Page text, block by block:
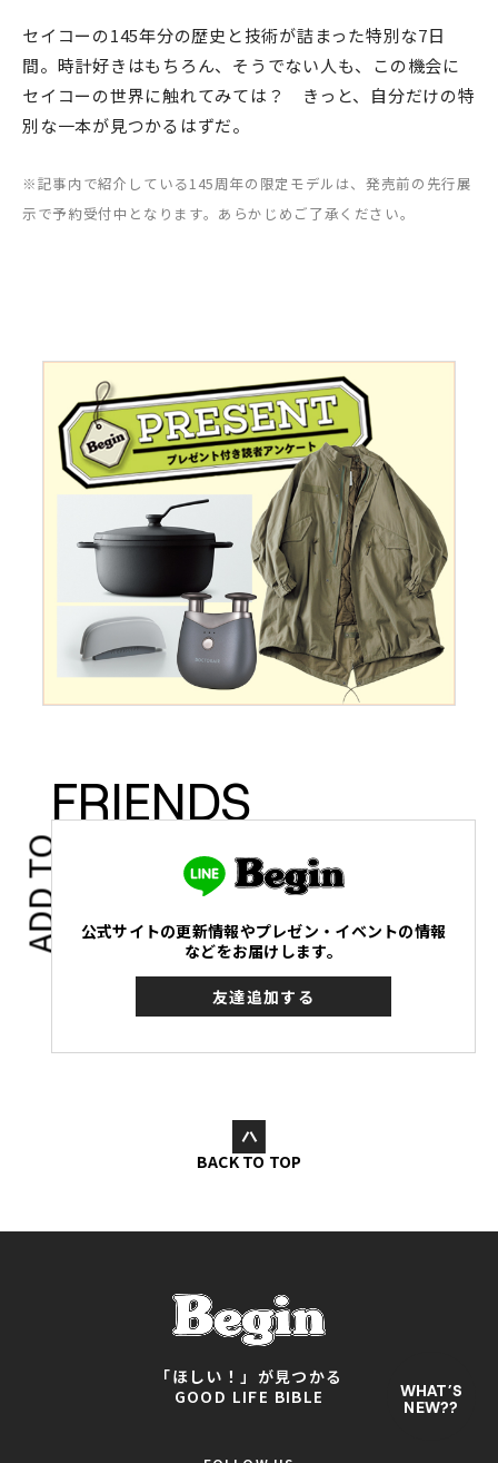
WHAT’S
NEW??
セイコーの145年分の歴史と技術が詰まった特別な7日
間。時計好きはもちろん、そうでない人も、この機会に
セイコーの世界に触れてみては？ きっと、自分だけの特
別な一本が見つかるはずだ。
※記事内で紹介している145周年の限定モデルは、発売前の先行展
示で予約受付中となります。あらかじめご了承ください。
ADD TO
FRIENDS
公式サイトの更新情報やプレゼン・イベントの情報
などをお届けします。
友達追加する
BACK TO TOP
「ほしい！」が見つかる
GOOD LIFE BIBLE